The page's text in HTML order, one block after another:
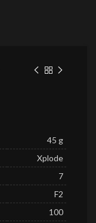
45 g
Xplode
7
F2
100